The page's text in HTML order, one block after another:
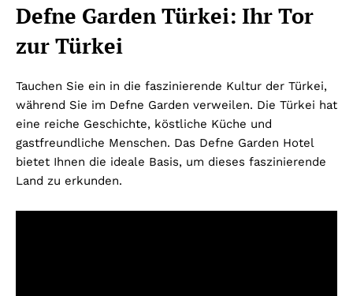
Defne Garden Türkei: Ihr Tor
zur Türkei
Tauchen Sie ein in die faszinierende Kultur der Türkei,
während Sie im Defne Garden verweilen. Die Türkei hat
eine reiche Geschichte, köstliche Küche und
gastfreundliche Menschen. Das Defne Garden Hotel
bietet Ihnen die ideale Basis, um dieses faszinierende
Land zu erkunden.